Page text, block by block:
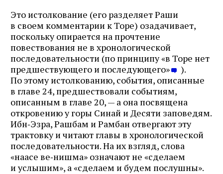
Это истолкование (его разделяет Раши
в своем комментарии к Торе) озадачивает,
поскольку опирается на прочтение
повествования не в хронологической
последовательности (по принципу «в Торе нет
предшествующего и последующего»
).
По этому истолкованию, события, описанные
в главе 24, предшествовали событиям,
описанным в главе 20, — а она посвящена
откровению у горы Синай и Десяти заповедям.
Ибн‑Эзра, Рашбам и Рамбан отвергают эту
трактовку и читают главы в хронологической
последовательности. На их взгляд, слова
«наасе ве‑нишма» означают не «сделаем
и услышим», а «сделаем и будем послушны».